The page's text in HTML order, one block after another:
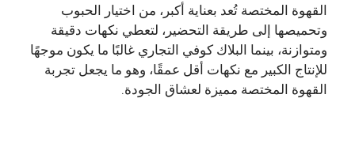
القهوة المختصة تُعد بعناية أكبر، من اختيار الحبوب
وتحميصها إلى طريقة التحضير، لتعطي نكهات دقيقة
ومتوازنة، بينما البلاك كوفي التجاري غالبًا ما يكون موجهًا
للإنتاج الكبير مع نكهات أقل عمقًا، وهو ما يجعل تجربة
القهوة المختصة مميزة لعشاق الجودة.